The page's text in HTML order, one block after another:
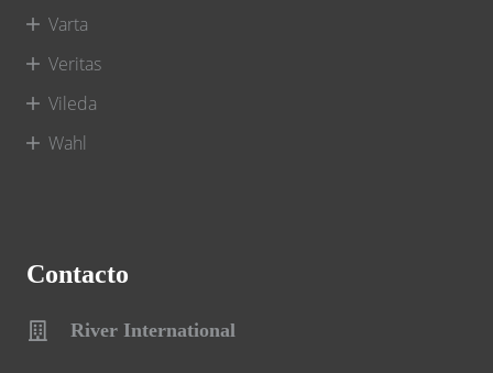
Varta
Veritas
Vileda
Wahl
Contacto
River International